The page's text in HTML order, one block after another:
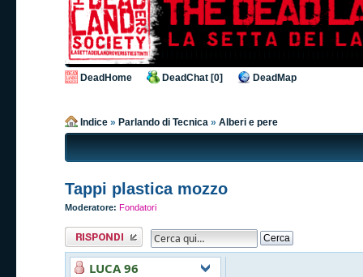
DeadHome DeadChat [0] DeadMap
Indice » Parlando di Tecnica » Alberi e pere
Tappi plastica mozzo
Moderatore: Fondatori
Rispondi al
messaggio
LUCA 96